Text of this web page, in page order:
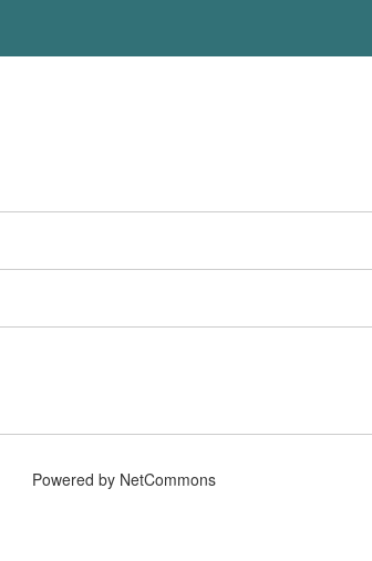
Powered by NetCommons